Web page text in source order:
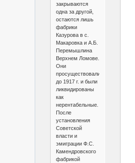
закрываются
одна за другой,
остаются лишь
фабрики
Казурова в с.
Макаровка и А.Б.
Перемышлина
Верхнем Ломове.
Они
просуществовали
до 1917 г. и были
ликвидированы
как
нерентабельные.
После
установления
Советской
власти и
эмиграции Ф.С.
Камендровского
фабрикой